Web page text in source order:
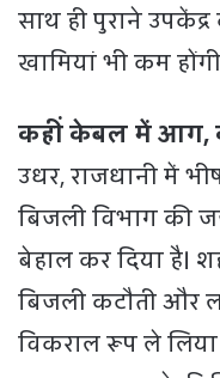
साथ ही पुराने
खामियां भी कम
कहीं केबल में आग,
उधर, राजधानी में
बिजली विभाग की
बेहाल कर दिया है।
बिजली कटौती और
विकराल रूप ले